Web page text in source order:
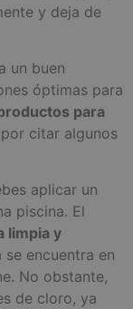
y deja de
un buen
óptimas para
para
por citar algunos
aplicar un
piscina. El
limpia y
se encuentra en
No obstante,
de cloro, ya